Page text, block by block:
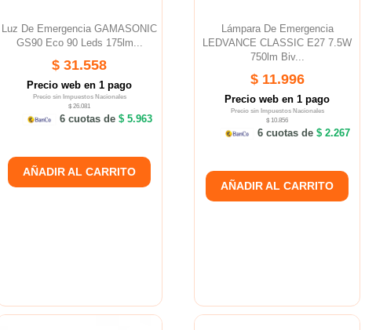
Luz De Emergencia GAMASONIC
GS90 Eco 90 Leds 175lm...
$ 31.558
Precio web en 1 pago
Precio sin Impuestos Nacionales
$ 26.081
6 cuotas de$ 5.963
AÑADIR AL CARRITO
Lámpara De Emergencia
LEDVANCE CLASSIC E27 7.5W
750lm Biv...
$ 11.996
Precio web en 1 pago
Precio sin Impuestos Nacionales
$ 10.856
6 cuotas de$ 2.267
AÑADIR AL CARRITO